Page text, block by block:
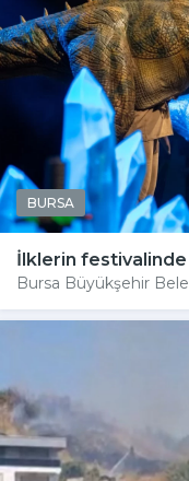
BURSA
İlklerin
Bursa Büyükşehir